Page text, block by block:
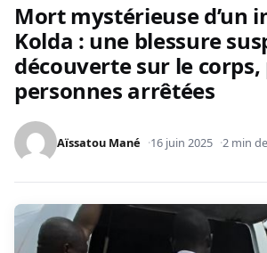
Mort mystérieuse d’un
Kolda : une blessure
découverte sur le
personnes arrêtées
Aïssatou Mané 16 juin 2025 2 min